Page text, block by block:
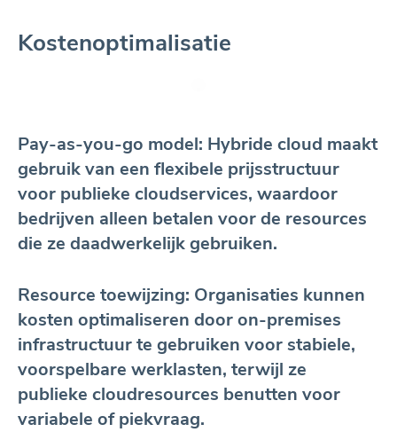
Kostenoptimalisatie
Pay-as-you-go model: Hybride cloud maakt
gebruik van een flexibele prijsstructuur
voor publieke cloudservices, waardoor
bedrijven alleen betalen voor de resources
die ze daadwerkelijk gebruiken.
Resource toewijzing: Organisaties kunnen
kosten optimaliseren door on-premises
infrastructuur te gebruiken voor stabiele,
voorspelbare werklasten, terwijl ze
publieke cloudresources benutten voor
variabele of piekvraag.